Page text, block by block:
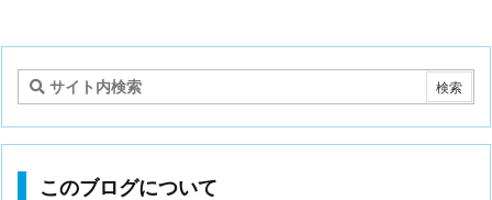
このブログについて